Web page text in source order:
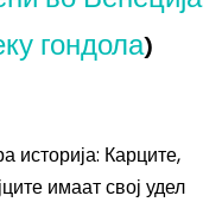
гондола)
историја: Карците,
имаат свој удел